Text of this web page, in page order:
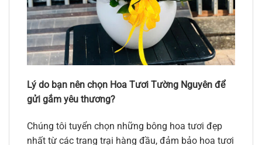
Lý do bạn nên chọn Hoa Tươi Tường Nguyên để
gửi gắm yêu thương?
Chúng tôi tuyển chọn những bông hoa tươi đẹp
nhất từ các trang trại hàng đầu, đảm bảo hoa tươi